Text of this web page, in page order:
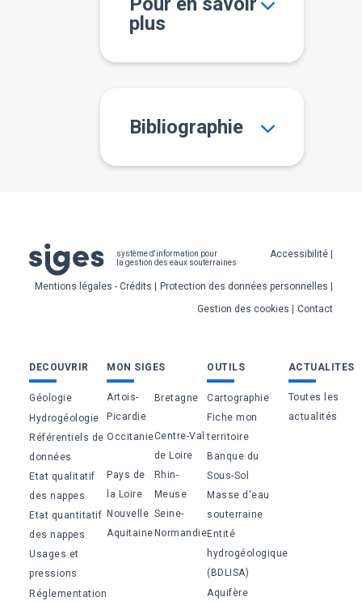
plus
Bibliographie
système d'information pour
la gestion des eaux souterraines
Pied
de
page
Accessibilité
Mentions légales - Crédits
Protection des données personnelles
Gestion des cookies
Contact
Bas
de
page
DECOUVRIR
Géologie
Hydrogéologie
Référentiels de
données
Etat qualitatif
des nappes
Etat quantitatif
des nappes
Usages et
pressions
Réglementation
MON SIGES
Artois-
Picardie
Bretagne
OccitanieCentre-Val
de Loire
Pays de
la Loire
Rhin-
Meuse
Nouvelle
Aquitaine
Seine-
Normandie
OUTILS
Cartographie
Fiche mon
territoire
Banque du
Sous-Sol
Masse d'eau
souterraine
Entité
hydrogéologique
(BDLISA)
Aquifère
ACTUALITES
Toutes les
actualités